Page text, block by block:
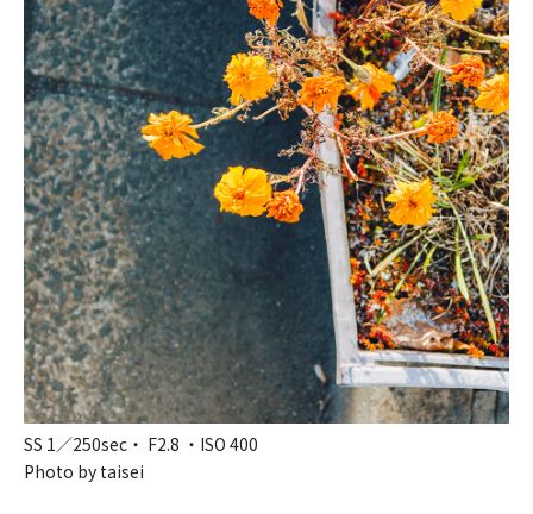
SS 1／250sec・ F2.8 ・ISO 400
Photo by taisei